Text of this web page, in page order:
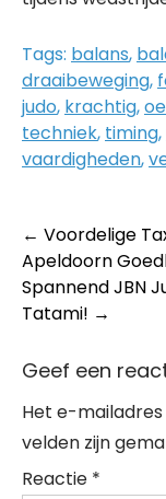
Tags: balans,
draaibeweging,
judo, krachtig,
techniek, timing,
vaardigheden,
Post
← Voordelige
Apeldoorn
Spannend JBN
Tatami! →
Geef een
Het e-
velden zijn
Reactie *